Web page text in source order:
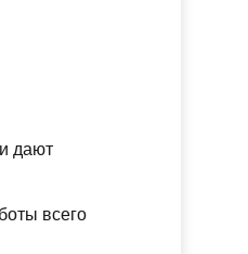
дают
всего